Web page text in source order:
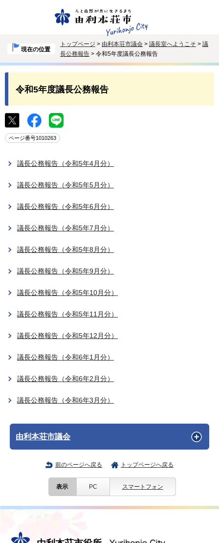
現在の位置
トップページ > 由利本荘市議会 > 議長室へようこそ > 議
長公務報告 > 令和5年度議長公務報告
令和5年度議長公務報告
ページ番号1010263
議長公務報告（令和5年4月分）
議長公務報告（令和5年5月分）
議長公務報告（令和5年6月分）
議長公務報告（令和5年7月分）
議長公務報告（令和5年8月分）
議長公務報告（令和5年9月分）
議長公務報告（令和5年10月分）
議長公務報告（令和5年11月分）
議長公務報告（令和5年12月分）
議長公務報告（令和6年1月分）
議長公務報告（令和6年2月分）
議長公務報告（令和6年3月分）
由利本荘市議会
前のページへ戻る トップページへ戻る
表示 PC スマートフォン